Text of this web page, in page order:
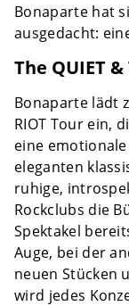
Bonaparte hat
ausgedacht:
The QUIET
Bonaparte lädt
RIOT Tour ein,
eine
eleganten
ruhige,
Rockclubs die
Spektakel
Auge, bei der
neuen Stücken
wird jedes